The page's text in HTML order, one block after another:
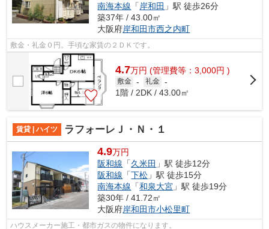
南海本線 「 岸和田 」駅 徒歩26分
築37年 / 43.00㎡
大阪府岸和田市西之内町
敷金・礼金０円。手頃な家賃の２ＤＫです。
4.7万円 (管理費等：3,000円 )
敷金 - 礼金 -
1階 / 2DK / 43.00㎡
賃貸 | ハイツ ラフォーレＪ・Ｎ・１
4.9万円
阪和線 「久米田 」駅 徒歩12分
阪和線 「下松 」駅 徒歩15分
南海本線 「和泉大宮 」駅 徒歩19分
築30年 / 41.72㎡
大阪府岸和田市小松里町
ハウスメーカー施工・都市ガスの物件になります。